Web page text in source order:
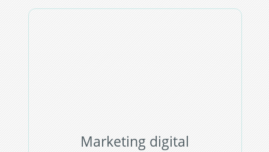
Marketing digital